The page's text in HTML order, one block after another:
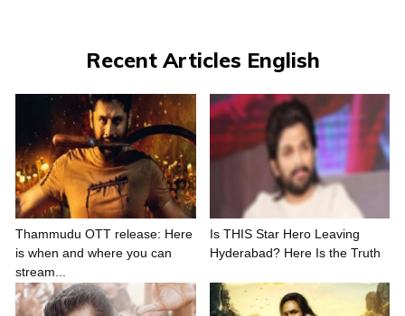
Recent Articles English
Thammudu OTT release: Here
is when and where you can
stream...
Is THIS Star Hero Leaving
Hyderabad? Here Is the Truth